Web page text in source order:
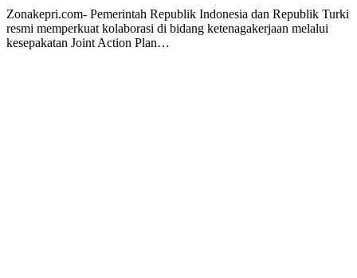
Zonakepri.com- Pemerintah Republik Indonesia dan Republik Turki
resmi memperkuat kolaborasi di bidang ketenagakerjaan melalui
kesepakatan Joint Action Plan…